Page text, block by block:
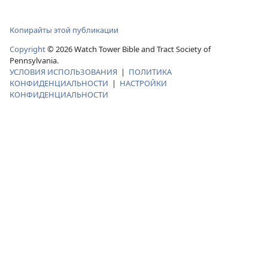
Копирайты этой публикации
Copyright©2026Watch Tower Bible and Tract Society of
Pennsylvania.
УСЛОВИЯ ИСПОЛЬЗОВАНИЯ | ПОЛИТИКА
КОНФИДЕНЦИАЛЬНОСТИ | НАСТРОЙКИ
КОНФИДЕНЦИАЛЬНОСТИ